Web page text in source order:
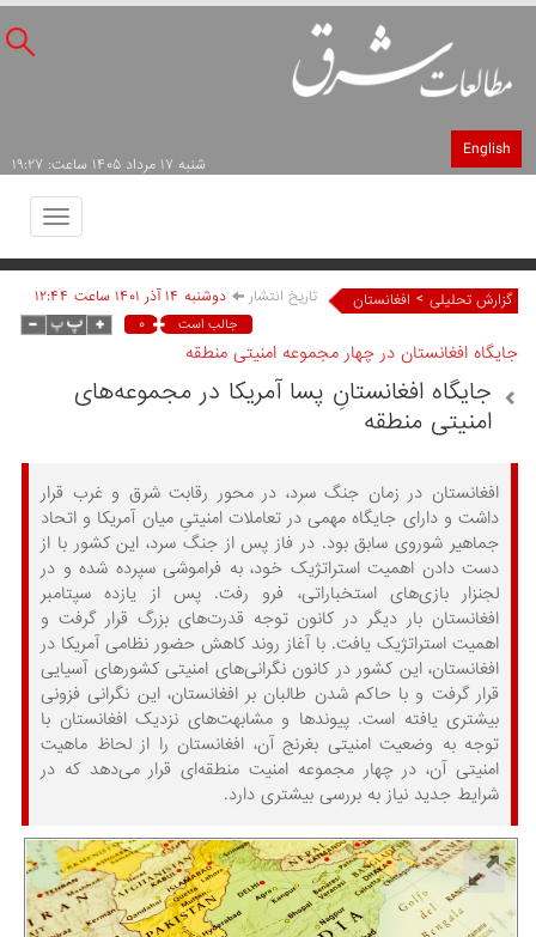
English
شنبه ۱۷ مرداد ۱۴۰۵ ساعت: ۱۹:۲۷
Toggle
گزارش تحلیلی > افغانستان تاریخ انتشار دوشنبه ۱۴ آذر ۱۴۰۱ ساعت ۱۲:۴۴
جالب است ۰
جایگاه افغانستان در چهار مجموعه امنیتی منطقه
جایگاه افغانستانِ پسا آمریکا در مجموعه‌های
امنیتی منطقه‌
افغانستان در زمان جنگ سرد، در محور رقابت شرق و غرب قرار
داشت و دارای جایگاه مهمی در تعاملات امنیتیِ میان آمریکا و اتحاد
جماهیر شوروی سابق بود. در فاز پس از جنگ سرد، این کشور با از
دست دادن اهمیت استراتژیک خود، به فراموشی سپرده شده و در
لجنزار بازی‌های استخباراتی، فرو رفت. پس از یازده سپتامبر
افغانستان بار دیگر در کانون توجه قدرت‌های بزرگ قرار گرفت و
اهمیت استراتژیک یافت. با آغاز روند کاهش حضور نظامی آمریکا در
افغانستان، این کشور در کانون نگرانی‌های امنیتی کشورهای آسیایی
قرار گرفت و با حاکم شدن طالبان بر افغانستان، این نگرانی فزونی
بیشتری یافته است. پیوندها و مشابهت‌های نزدیک افغانستان با
توجه به وضعیت امنیتی بغرنج آن، افغانستان را از لحاظ ماهیت
امنیتی آن، در چهار مجموعه امنیت منطقه‌ای قرار می‌دهد که در
شرایط جدید نیاز به بررسی بیشتری دارد.